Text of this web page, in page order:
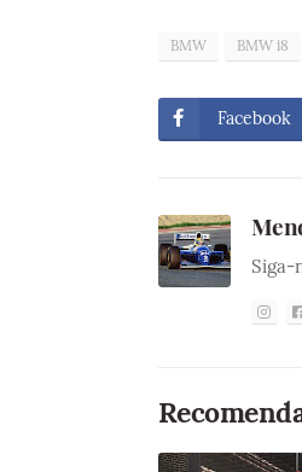
BMW BMW i8
Facebook
Siga-